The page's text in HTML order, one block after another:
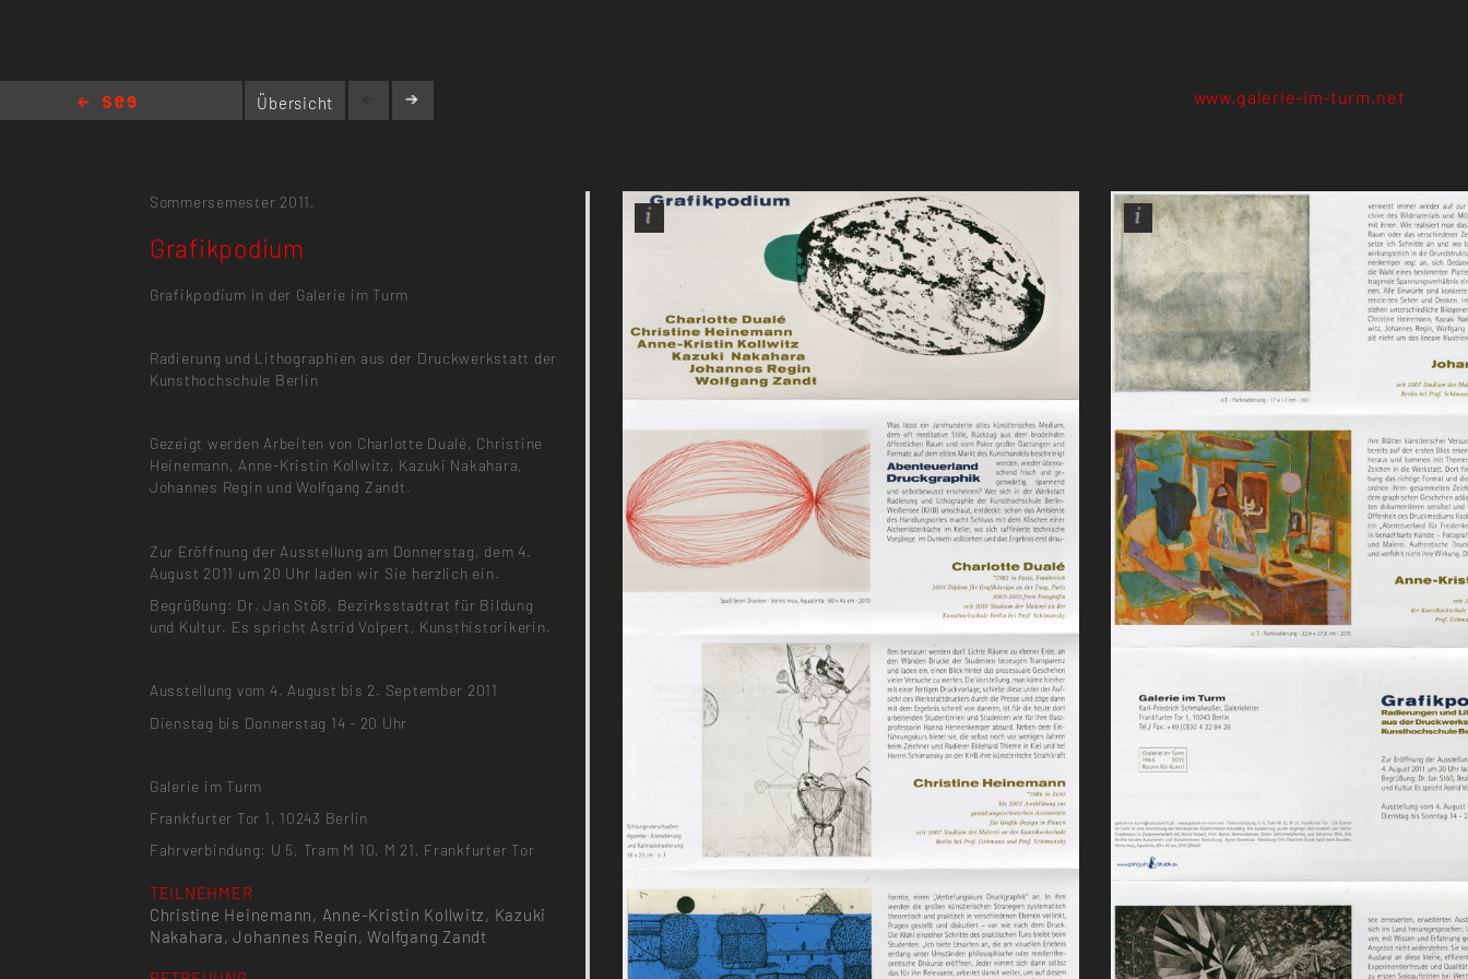
Übersicht www.galerie-im-turm.net
Sommersemester 2011,
Grafikpodium
Grafikpodium in der Galerie im Turm
Radierung und Lithographien aus der Druckwerkstatt der
Kunsthochschule Berlin
Gezeigt werden Arbeiten von Charlotte Dualé, Christine
Heinemann, Anne-Kristin Kollwitz, Kazuki Nakahara,
Johannes Regin und Wolfgang Zandt.
Zur Eröffnung der Ausstellung am Donnerstag, dem 4.
August 2011 um 20 Uhr laden wir Sie herzlich ein.
Begrüßung: Dr. Jan Stöß, Bezirksstadtrat für Bildung
und Kultur. Es spricht Astrid Volpert, Kunsthistorikerin.
Ausstellung vom 4. August bis 2. September 2011
Dienstag bis Donnerstag 14 - 20 Uhr
Galerie im Turm
Frankfurter Tor 1, 10243 Berlin
Fahrverbindung: U 5, Tram M 10, M 21, Frankfurter Tor
TEILNEHMER
Christine Heinemann, Anne-Kristin Kollwitz, Kazuki
Nakahara, Johannes Regin, Wolfgang Zandt